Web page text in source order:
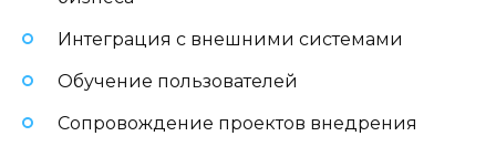
Интеграция с внешними системами
Обучение пользователей
Сопровождение проектов внедрения